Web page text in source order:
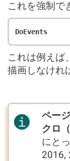
これを強制で
これは例えば
描画しなけれ
ペー
クロ
にと
2016,